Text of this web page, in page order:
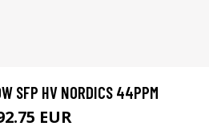
SFP HV NORDICS 44PPM
EUR